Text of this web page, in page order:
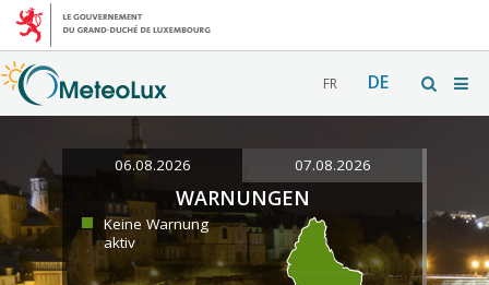
FR DE
06.08.2026 07.08.2026
WARNUNGEN
Keine Warnung
aktiv